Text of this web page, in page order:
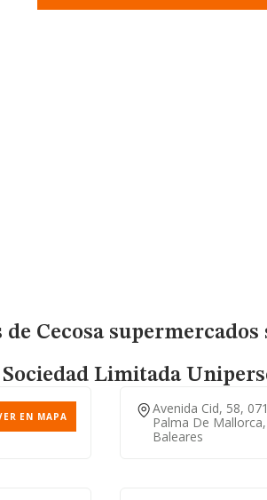
Cecosa
Sociedad Limitada
EN MAPA
Avenida Cid, 58,
Palma De Mallorca,
Baleares